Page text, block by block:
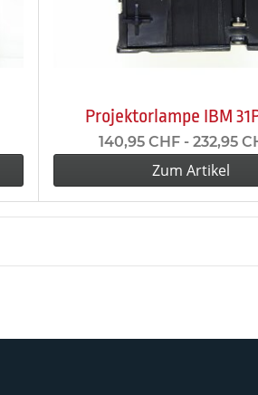
Projektorlampe IBM
140,95 CHF - 232,95
Zum Artikel